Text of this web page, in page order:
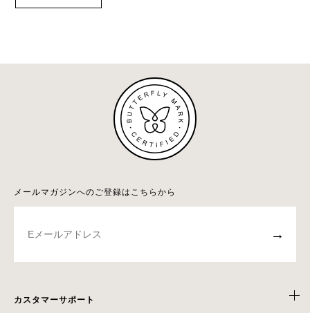
メールマガジンへのご登録はこちらから
→
カスタマーサポート